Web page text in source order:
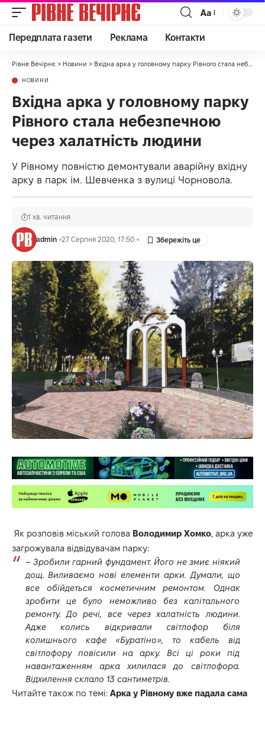
Аа
Передплата газети Реклама Контакти
Рівне Вечірнє > Новини > Вхідна арка у головному парку Рівного стала небезпечною через халатність людини
НОВИНИ
Вхідна арка у головному парку
Рівного стала небезпечною
через халатність людини
У Рівному повністю демонтували аварійну вхідну
арку в парк ім. Шевченка з вулиці Чорновола.
admin 27 Серпня 2020, 17:50
1 хв. читання
Як розповів міський голова Володимир Хомко, арка уже
загрожувала відвідувачам парку:
– Зробили гарний фундамент. Його не змиє ніякий
дощ. Виливаємо нові елементи арки. Думали, що
все обійдеться косметичним ремонтом. Однак
зробити це було неможливо без капітального
ремонту. До речі, все через халатність людини.
Адже колись відкривали світлофор біля
колишнього кафе «Буратіно», то кабель від
світлофору повісили на арку. Всі ці роки під
навантаженням арка хилилася до світлофора.
Відхилення склало 13 сантиметрів.
Читайте також по темі: Арка у Рівному вже падала сама